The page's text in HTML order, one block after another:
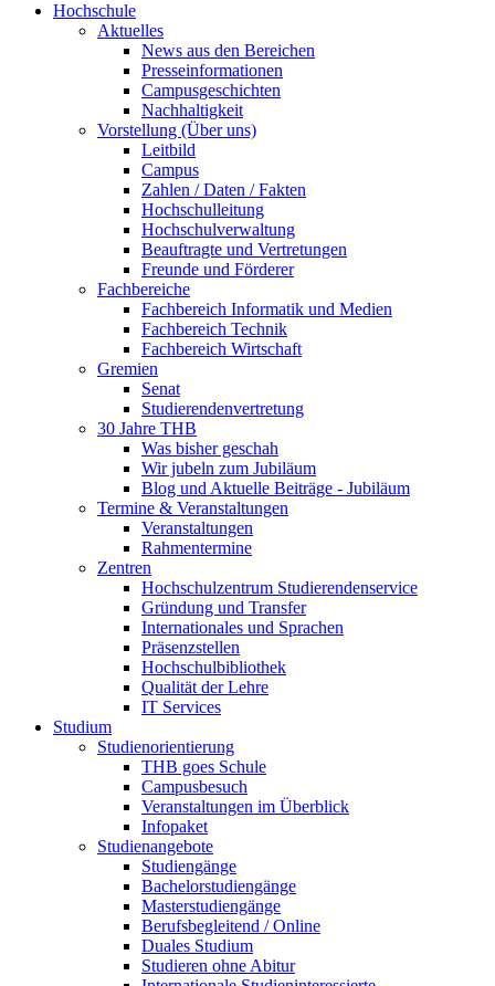
Hochschule
Aktuelles
News aus den Bereichen
Presseinformationen
Campusgeschichten
Nachhaltigkeit
Vorstellung (Über uns)
Leitbild
Campus
Zahlen / Daten / Fakten
Hochschulleitung
Hochschulverwaltung
Beauftragte und Vertretungen
Freunde und Förderer
Fachbereiche
Fachbereich Informatik und Medien
Fachbereich Technik
Fachbereich Wirtschaft
Gremien
Senat
Studierendenvertretung
30 Jahre THB
Was bisher geschah
Wir jubeln zum Jubiläum
Blog und Aktuelle Beiträge - Jubiläum
Termine & Veranstaltungen
Veranstaltungen
Rahmentermine
Zentren
Hochschulzentrum Studierendenservice
Gründung und Transfer
Internationales und Sprachen
Präsenzstellen
Hochschulbibliothek
Qualität der Lehre
IT Services
Studium
Studienorientierung
THB goes Schule
Campusbesuch
Veranstaltungen im Überblick
Infopaket
Studienangebote
Studiengänge
Bachelorstudiengänge
Masterstudiengänge
Berufsbegleitend / Online
Duales Studium
Studieren ohne Abitur